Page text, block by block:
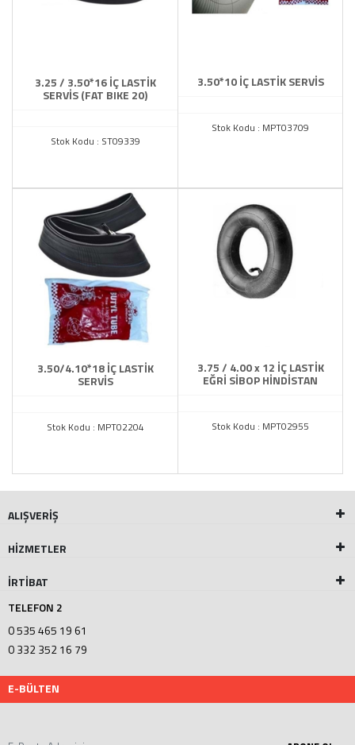
3.25 / 3.50*16 İÇ LASTİK
SERVİS (FAT BIKE 20)
Stok Kodu : ST09339
3.50*10 İÇ LASTİK SERVİS
Stok Kodu : MPT03709
3.50/4.10*18 İÇ LASTİK
SERVİS
Stok Kodu : MPT02204
3.75 / 4.00 x 12 İÇ LASTİK
EĞRİ SİBOP HİNDİSTAN
Stok Kodu : MPT02955
ALIŞVERİŞ
HİZMETLER
İRTİBAT
TELEFON 2
0 535 465 19 61
0 332 352 16 79
E-BÜLTEN